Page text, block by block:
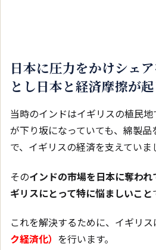
日本に圧力をかけシェ
とし日本と経済摩擦が
当時のインドはイギリスの植民
が下り坂になっていても、綿製品
で、イギリスの経済を支えていま
そのインドの市場を日本に奪わ
ギリスにとって特に悩ましいこと
これを解決するために、イギリス
ク経済化） を行います。